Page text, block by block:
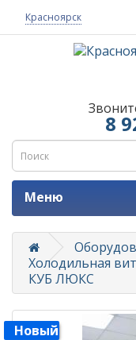
Красноярск
8
Меню
Холодильная
КУБ ЛЮКС
Новый